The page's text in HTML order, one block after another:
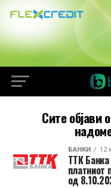
Сите објави
БАНКИ 12
ТТК
платниот
од